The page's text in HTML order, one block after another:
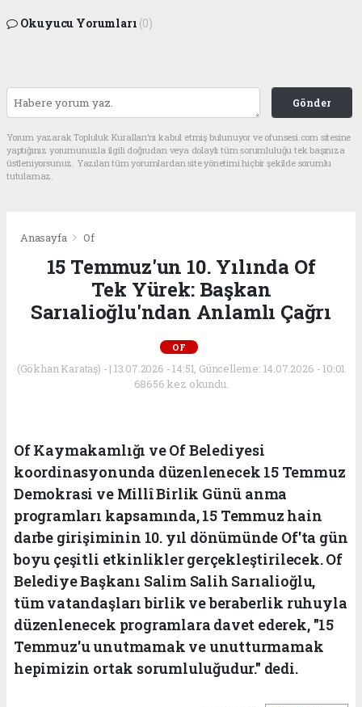
Okuyucu Yorumları (0)
Gönder
Yorum yazarak Topluluk Kuralları’nı kabul etmiş bulunuyor ve ofunsesi.com sitesine
yaptığınız yorumunuzla ilgili doğrudan veya dolaylı tüm sorumluluğu tek başınıza
üstleniyorsunuz. Yazılan tüm yorumlardan site yönetimi hiçbir şekilde sorumlu
tutulamaz.
Anasayfa Of
15 Temmuz'un 10. Yılında Of
Tek Yürek: Başkan
Sarıalioğlu'ndan Anlamlı Çağrı
OF
(Gökhan Karataş) - | 13.07.2026 - 14:51, Güncelleme: 14.07.2026 - 10:01
68656 kez okundu.
Of Kaymakamlığı ve Of Belediyesi
koordinasyonunda düzenlenecek 15 Temmuz
Demokrasi ve Millî Birlik Günü anma
programları kapsamında, 15 Temmuz hain
darbe girişiminin 10. yıl dönümünde Of'ta gün
boyu çeşitli etkinlikler gerçekleştirilecek. Of
Belediye Başkanı Salim Salih Sarıalioğlu,
tüm vatandaşları birlik ve beraberlik ruhuyla
düzenlenecek programlara davet ederek, "15
Temmuz'u unutmamak ve unutturmamak
hepimizin ortak sorumluluğudur." dedi.